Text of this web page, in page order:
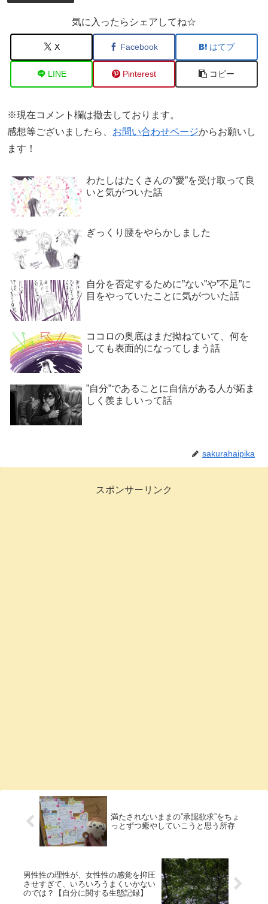
気に入ったらシェアしてね☆
X Facebook はてブ
LINE Pinterest コピー
※現在コメント欄は撤去しております。
感想等ございましたら、 お問い合わせページからお願いし
ます！
わたしはたくさんの”愛”を受け取って良
いと気がついた話
ぎっくり腰をやらかしました
自分を否定するために”ない”や”不足”に
目をやっていたことに気がついた話
ココロの奥底はまだ拗ねていて、何を
しても表面的になってしまう話
”自分”であることに自信がある人が妬ま
しく羨ましいって話
sakurahaipika
スポンサーリンク
満たされないままの”承認欲求”をちょ
っとずつ癒やしていこうと思う所存
男性性の理性が、女性性の感覚を抑圧
させすぎて、いろいろうまくいかない
のでは？【自分に関する生態記録】